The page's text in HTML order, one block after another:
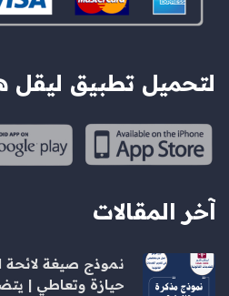
لتحميل تطبيق ليقل
آخر المقالات
نموذج صيغة
حيازة وتعاطي |